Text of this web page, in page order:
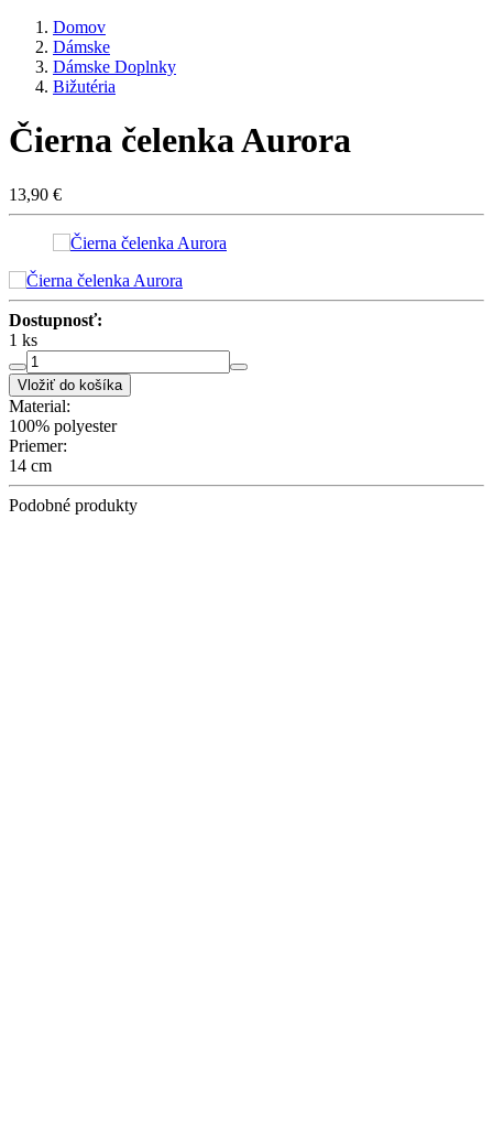
Domov
Dámske
Dámske Doplnky
Bižutéria
Čierna čelenka Aurora
13,90 €
Dostupnosť:
1 ks
Vložiť do košíka
Material:
100% polyester
Priemer:
14 cm
Podobné produkty